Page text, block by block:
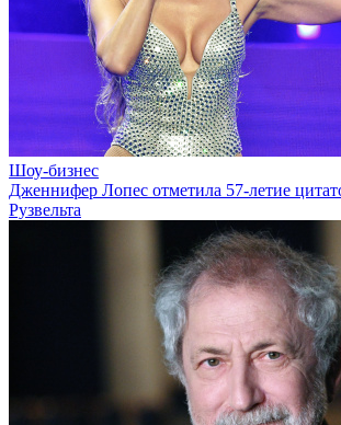
Шоу-бизнес
Дженнифер Лопес отметила 57-летие
Рузвельта